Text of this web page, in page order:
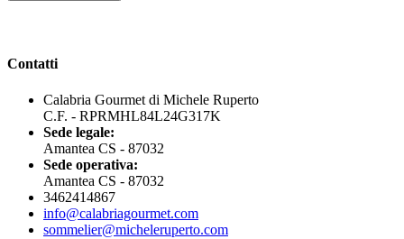
Contatti
Calabria Gourmet di Michele Ruperto
C.F. - RPRMHL84L24G317K
Sede legale:
Amantea CS - 87032
Sede operativa:
Amantea CS - 87032
3462414867
info@calabriagourmet.com
sommelier@micheleruperto.com